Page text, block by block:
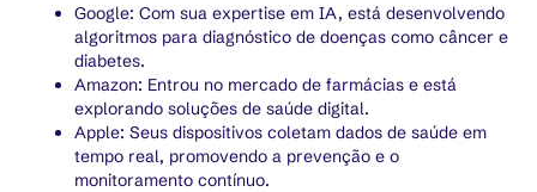
Google: Com sua expertise em IA, está desenvolvendo
algoritmos para diagnóstico de doenças como câncer e
diabetes.
Amazon: Entrou no mercado de farmácias e está
explorando soluções de saúde digital.
Apple: Seus dispositivos coletam dados de saúde em
tempo real, promovendo a prevenção e o
monitoramento contínuo.